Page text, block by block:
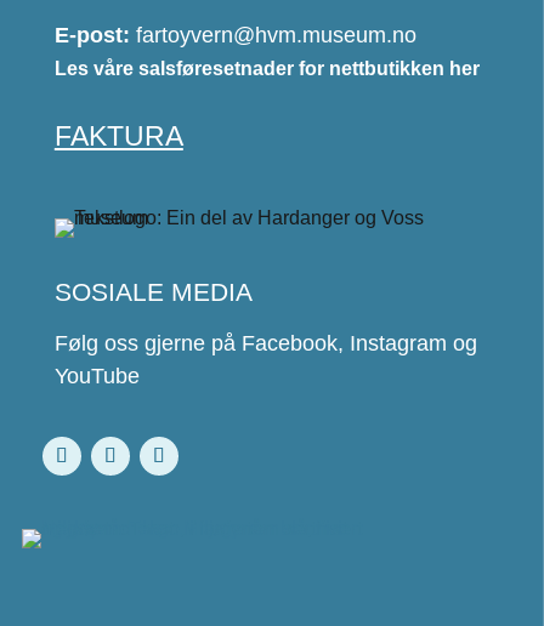
E-post: fartoyvern@hvm.museum.no
Les våre salsføresetnader for nettbutikken her
FAKTURA
SOSIALE MEDIA
Følg oss gjerne på Facebook, Instagram og
YouTube